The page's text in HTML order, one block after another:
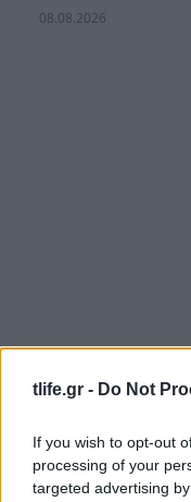
tlife.gr - Do Not
If you wish to opt-out
processing of your
targeted advertising
08.08.2026
με την
της Αλίκης